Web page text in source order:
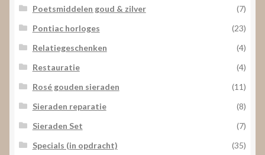
Poetsmiddelen goud & zilver
(7)
Pontiac horloges
(23)
Relatiegeschenken
(4)
Restauratie
(4)
Rosé gouden sieraden
(11)
Sieraden reparatie
(8)
Sieraden Set
(7)
Specials (in opdracht)
(35)